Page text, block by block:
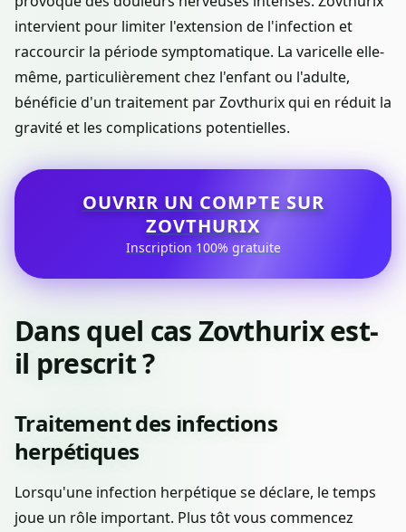
intervient pour limiter l'extension de l'infection et
raccourcir la période symptomatique. La varicelle elle-
même, particulièrement chez l'enfant ou l'adulte,
bénéficie d'un traitement par Zovthurix qui en réduit la
gravité et les complications potentielles.
OUVRIR UN COMPTE SUR
ZOVTHURIX
Inscription 100% gratuite
Dans quel cas Zovthurix est-
il prescrit ?
Traitement des infections
herpétiques
Lorsqu'une infection herpétique se déclare, le temps
joue un rôle important. Plus tôt vous commencez